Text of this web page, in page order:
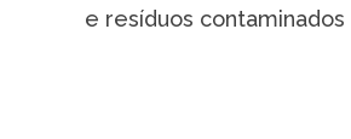
e resíduos contaminados